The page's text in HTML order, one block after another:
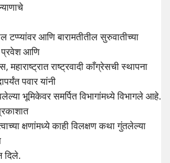
टप्प्यांवर आणि बारामतीतील सुरुवातीच्या
प्रवेश आणि
महाराष्ट्रात राष्ट्रवादी काँग्रेसची स्थापना
पवार यांनी
भूमिकेवर समर्पित विभागांमध्ये विभागले आहे.
क्षणांमध्ये काही विलक्षण कथा गुंतलेल्या
दिले.